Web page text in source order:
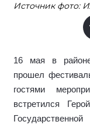
Источник фото:
16 мая в
прошел
гостями
встретился